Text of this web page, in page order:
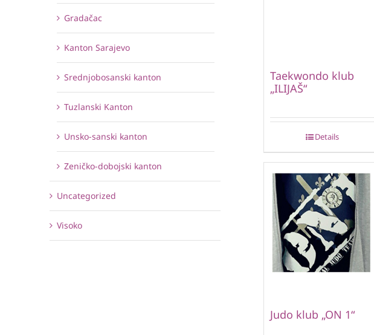
Taekwondo klub
„ILIJAŠ“
Details
Judo klub „ON 1“
Gradačac
Kanton Sarajevo
Srednjobosanski kanton
Tuzlanski Kanton
Unsko-sanski kanton
Zeničko-dobojski kanton
Uncategorized
Visoko